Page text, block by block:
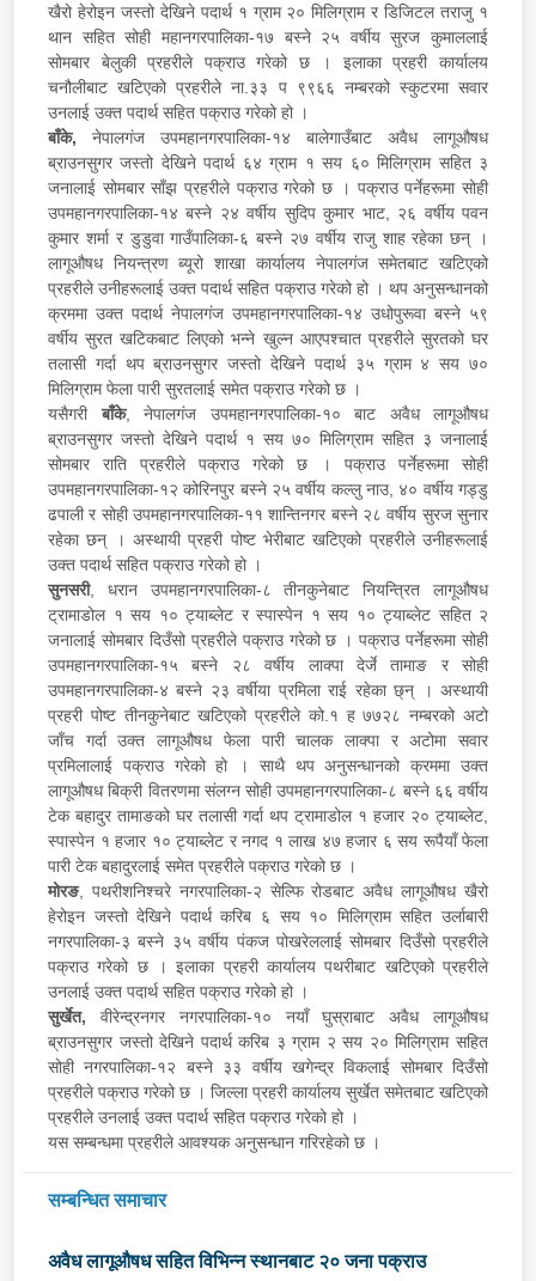
खैरो हेरोइन जस्तो देखिने पदार्थ १ ग्राम २० मिलिग्राम र डिजिटल तराजु १
थान सहित सोही महानगरपालिका-१७ बस्ने २५ वर्षीय सुरज कुमाललाई
सोमबार बेलुकी प्रहरीले पक्राउ गरेको छ । इलाका प्रहरी कार्यालय
चनौलीबाट खटिएको प्रहरीले ना.३३ प ९९६६ नम्बरको स्कुटरमा सवार
उनलाई उक्त पदार्थ सहित पक्राउ गरेको हो ।
बाँके, नेपालगंज उपमहानगरपालिका-१४ बालेगाउँबाट अवैध लागूऔषध
ब्राउनसुगर जस्तो देखिने पदार्थ ६४ ग्राम १ सय ६० मिलिग्राम सहित ३
जनालाई सोमबार साँझ प्रहरीले पक्राउ गरेको छ । पक्राउ पर्नेहरूमा सोही
उपमहानगरपालिका-१४ बस्ने २४ वर्षीय सुदिप कुमार भाट, २६ वर्षीय पवन
कुमार शर्मा र डुडुवा गाउँपालिका-६ बस्ने २७ वर्षीय राजु शाह रहेका छन् ।
लागूऔषध नियन्त्रण ब्यूरो शाखा कार्यालय नेपालगंज समेतबाट खटिएको
प्रहरीले उनीहरूलाई उक्त पदार्थ सहित पक्राउ गरेको हो । थप अनुसन्धानको
क्रममा उक्त पदार्थ नेपालगंज उपमहानगरपालिका-१४ उधोपुरूवा बस्ने ५९
वर्षीय सुरत खटिकबाट लिएको भन्ने खुल्न आएपश्चात प्रहरीले सुरतको घर
तलासी गर्दा थप ब्राउनसुगर जस्तो देखिने पदार्थ ३५ ग्राम ४ सय ७०
मिलिग्राम फेला पारी सुरतलाई समेत पक्राउ गरेको छ ।
यसैगरीबाँके, नेपालगंज उपमहानगरपालिका-१० बाट अवैध लागूऔषध
ब्राउनसुगर जस्तो देखिने पदार्थ १ सय ७० मिलिग्राम सहित ३ जनालाई
सोमबार राति प्रहरीले पक्राउ गरेको छ । पक्राउ पर्नेहरूमा सोही
उपमहानगरपालिका-१२ कोरिनपुर बस्ने २५ वर्षीय कल्लु नाउ, ४० वर्षीय गड्डु
ढपाली र सोही उपमहानगरपालिका-११ शान्तिनगर बस्ने २८ वर्षीय सुरज सुनार
रहेका छन् । अस्थायी प्रहरी पोष्ट भेरीबाट खटिएको प्रहरीले उनीहरूलाई
उक्त पदार्थ सहित पक्राउ गरेको हो ।
सुनसरी, धरान उपमहानगरपालिका-८ तीनकुनेबाट नियन्त्रित लागूऔषध
ट्रामाडोल १ सय १० ट्याब्लेट र स्पास्पेन १ सय १० ट्याब्लेट सहित २
जनालाई सोमबार दिउँसो प्रहरीले पक्राउ गरेको छ । पक्राउ पर्नेहरूमा सोही
उपमहानगरपालिका-१५ बस्ने २८ वर्षीय लाक्पा देर्जे तामाङ र सोही
उपमहानगरपालिका-४ बस्ने २३ वर्षीया प्रमिला राई रहेका छ्न् । अस्थायी
प्रहरी पोष्ट तीनकुनेबाट खटिएको प्रहरीले को.१ ह ७७२८ नम्बरको अटो
जाँच गर्दा उक्त लागूऔषध फेला पारी चालक लाक्पा र अटोमा सवार
प्रमिलालाई पक्राउ गरेको हो । साथै थप अनुसन्धानको क्रममा उक्त
लागूऔषध बिक्री वितरणमा संलग्न सोही उपमहानगरपालिका-८ बस्ने ६६ वर्षीय
टेक बहादुर तामाङको घर तलासी गर्दा थप ट्रामाडोल १ हजार २० ट्याब्लेट,
स्पास्पेन १ हजार १० ट्याब्लेट र नगद १ लाख ४७ हजार ६ सय रूपैयाँ फेला
पारी टेक बहादुरलाई समेत प्रहरीले पक्राउ गरेको छ ।
मोरङ, पथरीशनिश्चरे नगरपालिका-२ सेल्फि रोडबाट अवैध लागूऔषध खैरो
हेरोइन जस्तो देखिने पदार्थ करिब ६ सय १० मिलिग्राम सहित उर्लाबारी
नगरपालिका-३ बस्ने ३५ वर्षीय पंकज पोखरेललाई सोमबार दिउँसो प्रहरीले
पक्राउ गरेको छ । इलाका प्रहरी कार्यालय पथरीबाट खटिएको प्रहरीले
उनलाई उक्त पदार्थ सहित पक्राउ गरेको हो ।
सुर्खेत, वीरेन्द्रनगर नगरपालिका-१० नयाँ घुस्राबाट अवैध लागूऔषध
ब्राउनसुगर जस्तो देखिने पदार्थ करिब ३ ग्राम २ सय २० मिलिग्राम सहित
सोही नगरपालिका-१२ बस्ने ३३ वर्षीय खगेन्द्र विकलाई सोमबार दिउँसो
प्रहरीले पक्राउ गरेको छ । जिल्ला प्रहरी कार्यालय सुर्खेत समेतबाट खटिएको
प्रहरीले उनलाई उक्त पदार्थ सहित पक्राउ गरेको हो ।
यस सम्बन्धमा प्रहरीले आवश्यक अनुसन्धान गरिरहेको छ ।
सम्बन्धित समाचार
अवैध लागूऔषध सहित विभिन्न स्थानबाट २० जना पक्राउ